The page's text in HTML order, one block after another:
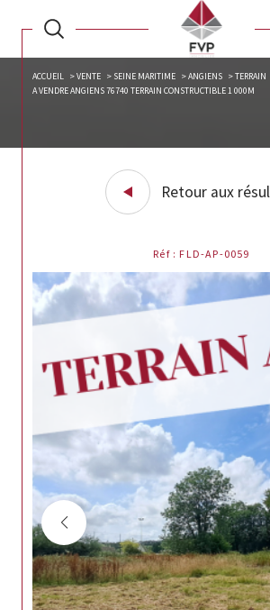
ACCUEIL VENTE SEINE MARITIME ANGIENS TERRAIN
A VENDRE ANGIENS 76740 TERRAIN CONSTRUCTIBLE 1 000M
Retour aux
Réf : FLD-AP-0059